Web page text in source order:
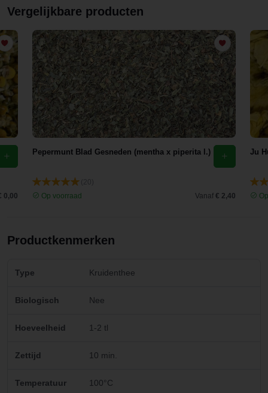
Vergelijkbare producten
0,00
Pepermunt Blad Gesneden (mentha x piperita l.)
Op voorraad
Vanaf € 2,40
Ju
Productkenmerken
Type Kruidenthee
Biologisch Nee
Hoeveelheid 1-2 tl
Zettijd 10 min.
Temperatuur
100°C